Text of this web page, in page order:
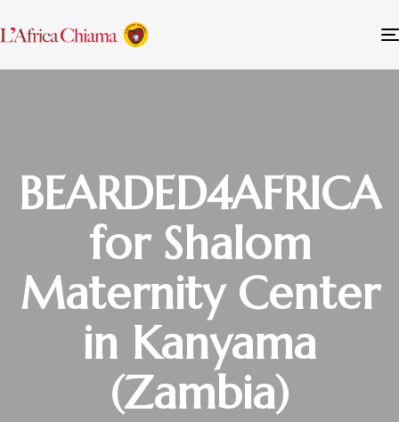
BEARDED4AFRICA
for Shalom
Maternity Center
in Kanyama
(Zambia)